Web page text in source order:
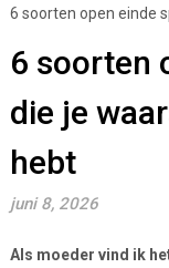
6 soorten open einde
6 soorten
die je
hebt
juni 8, 2026
Als moeder vind ik